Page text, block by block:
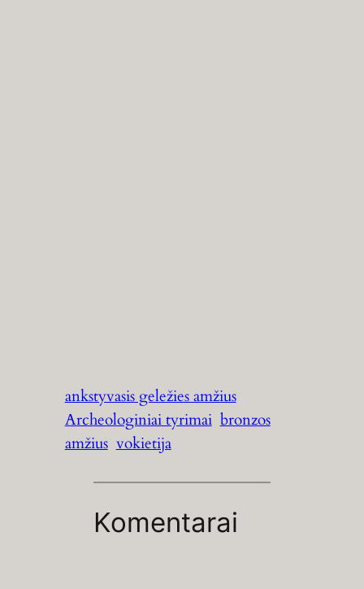
ankstyvasis geležies amžius
Archeologiniai tyrimai bronzos
amžius vokietija
Komentarai